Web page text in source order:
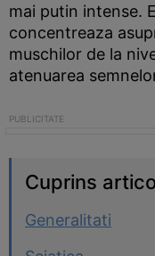
mai putin intense.
concentreaza
muschilor de la
atenuarea
Cuprins
Generalitati